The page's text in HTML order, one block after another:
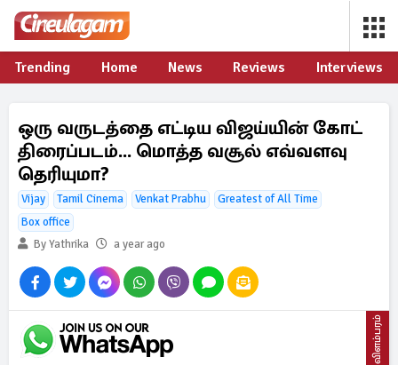
Trending Home News Reviews Interviews
ஒரு வருடத்தை எட்டிய விஜய்யின் கோட்
திரைப்படம்... மொத்த வசூல் எவ்வளவு
தெரியுமா?
Vijay Tamil Cinema Venkat Prabhu
Greatest of All Time
Box office
By Yathrika
a year ago
விளம்பரம்